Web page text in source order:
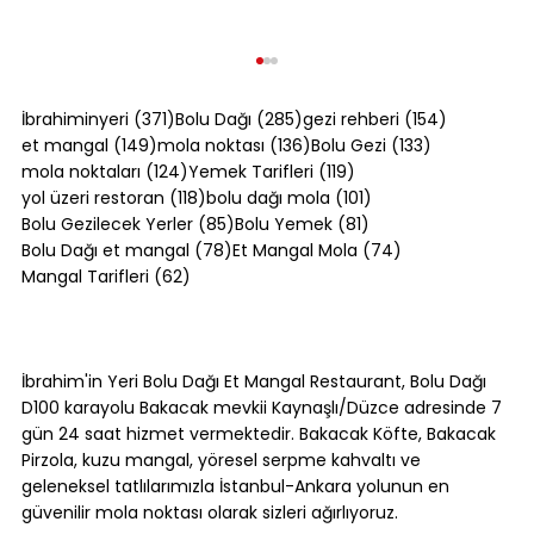
Alınır, Nereden Alınır? [2026]
İbrahiminyeri (371)371 yazı
Bolu Dağı (285)285 yazı
gezi rehberi (154)
et mangal (149)149 yazı
mola noktası (136)136 yazı
Bolu Gezi (133)
mola noktaları (124)124 yazı
Yemek Tarifleri (119)
yol üzeri restoran (118)118 yazı
bolu dağı mola (101)
Bolu Gezilecek Yerler (85)85 yazı
Bolu Yemek (81)
Bolu Dağı et mangal (78)78 yazı
Et Mangal Mola (74)
Mangal Tarifleri (62)
İbrahim'in Yeri Bolu Dağı Et Mangal Restaurant, Bolu Dağı
D100 karayolu Bakacak mevkii Kaynaşlı/Düzce adresinde 7
gün 24 saat hizmet vermektedir. Bakacak Köfte, Bakacak
Pirzola, kuzu mangal, yöresel serpme kahvaltı ve
geleneksel tatlılarımızla İstanbul-Ankara yolunun en
güvenilir mola noktası olarak sizleri ağırlıyoruz.